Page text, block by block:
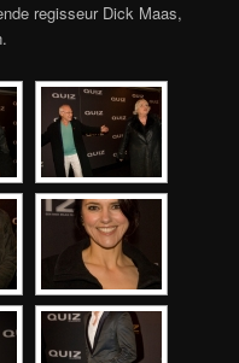
regisseur Dick Maas,